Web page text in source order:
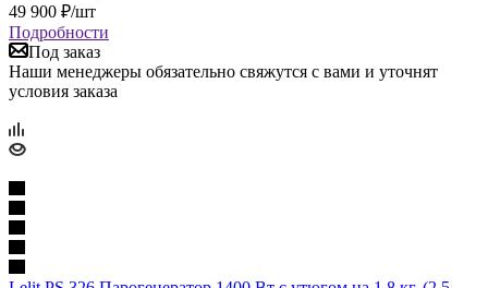
49 900 ₽/шт
Подробности
Под заказ
Наши менеджеры обязательно свяжутся с вами и уточнят
условия заказа